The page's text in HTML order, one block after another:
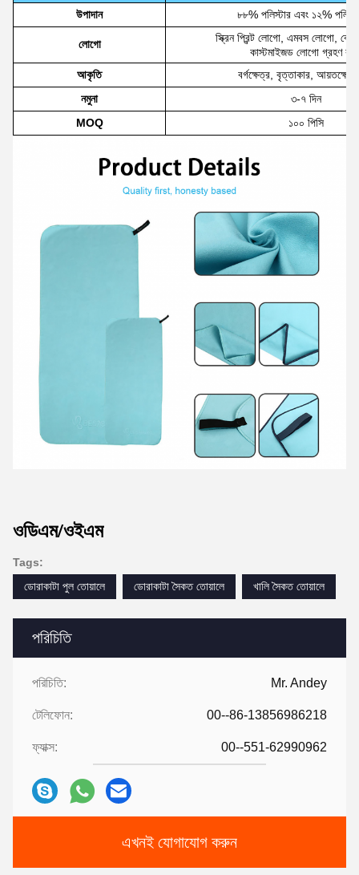
পরিচিতি
পরিচিতি: Mr. Andey
টেলিফোন: 00--86-13856986218
ফ্যাক্স: 00--551-62990962
এখনই যোগাযোগ করুন
উপাদান ৮৮% পলিস্টার এবং ১২%
লোগো
স্ক্রিন প্রিন্ট লোগো, এমবস লোগো,
কাস্টমাইজড লোগো গ্রহণ
আকৃতি
বর্গক্ষেত্র, বৃত্তাকার,
নমুনা
৩-৭ দিন
MOQ
১০০ পিসি
ওডিএম/ওইএম
Tags:
ডোরাকাটা পুল তোয়ালে
ডোরাকাটা সৈকত তোয়ালে খালি সৈকত তোয়ালে